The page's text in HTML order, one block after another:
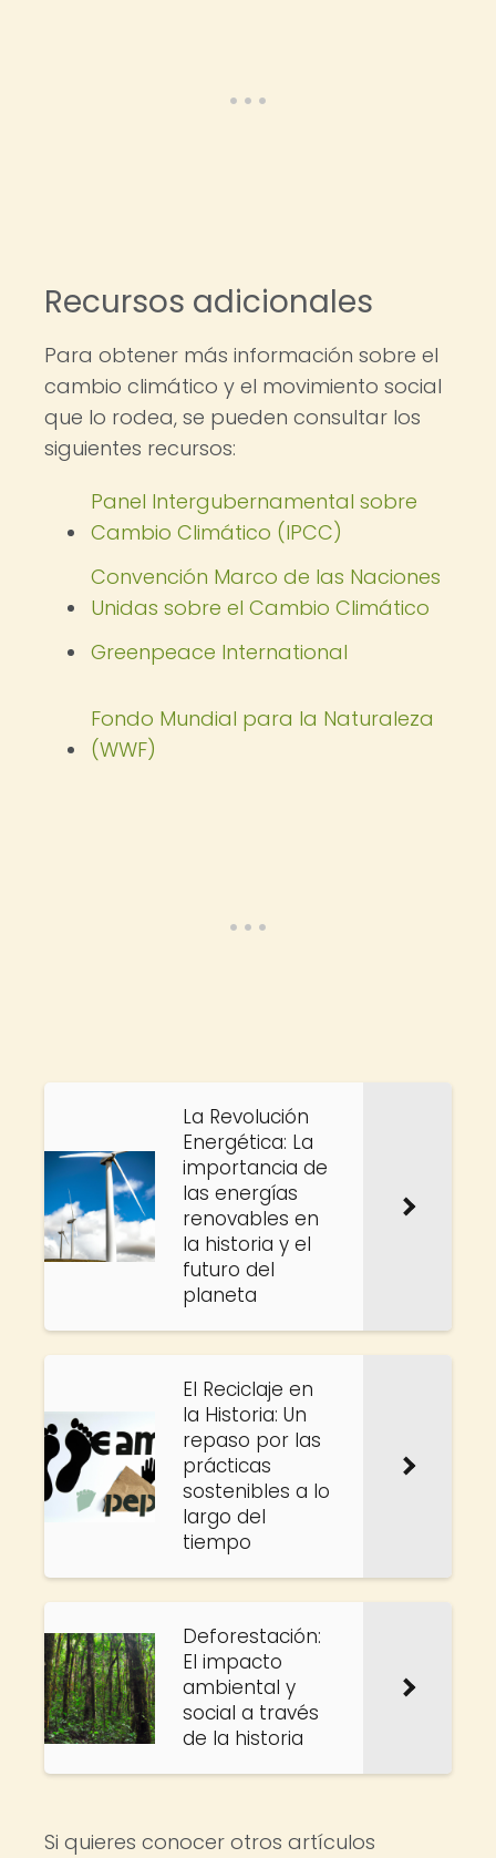
Recursos adicionales
Para obtener más información sobre el
cambio climático y el movimiento social
que lo rodea, se pueden consultar los
siguientes recursos:
Panel Intergubernamental sobre
Cambio Climático (IPCC)
Convención Marco de las Naciones
Unidas sobre el Cambio Climático
Greenpeace International
Fondo Mundial para la Naturaleza
(WWF)
La Revolución
Energética: La
importancia de
las energías
renovables en
la historia y el
futuro del
planeta
El Reciclaje en
la Historia: Un
repaso por las
prácticas
sostenibles a lo
largo del
tiempo
Deforestación:
El impacto
ambiental y
social a través
de la historia
Si quieres conocer otros artículos